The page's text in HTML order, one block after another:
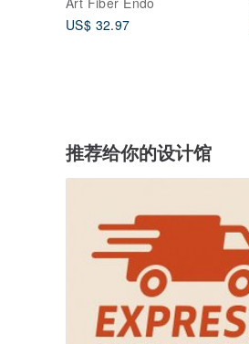
US$ 32.97
推荐给你的设计馆